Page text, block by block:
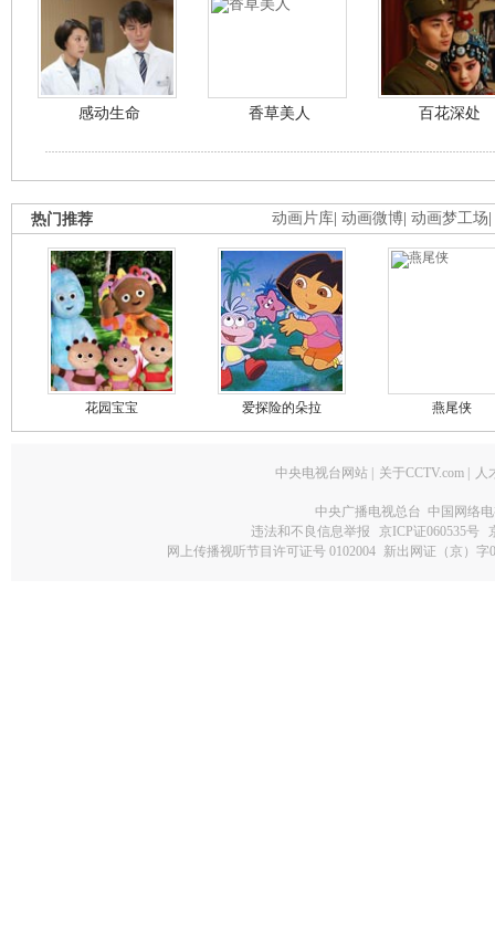
感动生命 香草美人 百花深处
动画片库 动画微博 动画梦工场
热门推荐
花园宝宝 爱探险的朵拉 燕尾侠
中央电视台网站 关于CCTV.com 人
中央广播电视总台 中国网络
违法和不良信息举报
京ICP证060535号
网上传播视听节目许可证号 0102004 新出网证（京）